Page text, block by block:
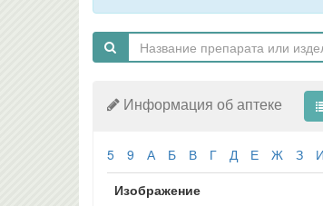
Информация об аптеке
5 9 А Б В Г Д Е Ж З И
Изображение